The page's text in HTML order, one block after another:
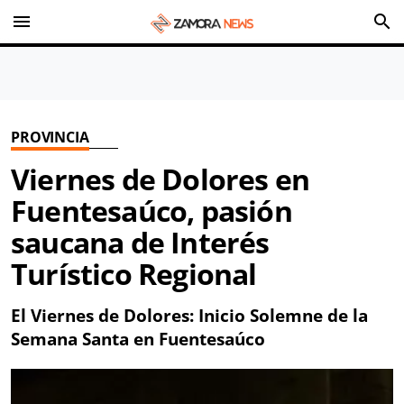
menu search
PROVINCIA
Viernes de Dolores en
Fuentesaúco, pasión
saucana de Interés
Turístico Regional
El Viernes de Dolores: Inicio Solemne de la
Semana Santa en Fuentesaúco